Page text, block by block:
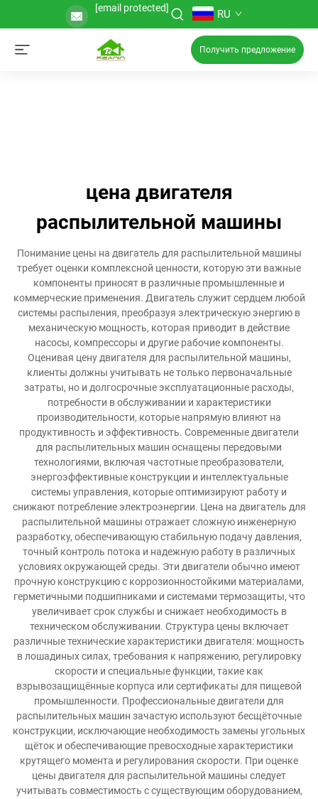
[email protected] RU
Получить предложение
цена двигателя
распылительной машины
Понимание цены на двигатель для распылительной машины
требует оценки комплексной ценности, которую эти важные
компоненты приносят в различные промышленные и
коммерческие применения. Двигатель служит сердцем любой
системы распыления, преобразуя электрическую энергию в
механическую мощность, которая приводит в действие
насосы, компрессоры и другие рабочие компоненты.
Оценивая цену двигателя для распылительной машины,
клиенты должны учитывать не только первоначальные
затраты, но и долгосрочные эксплуатационные расходы,
потребности в обслуживании и характеристики
производительности, которые напрямую влияют на
продуктивность и эффективность. Современные двигатели
для распылительных машин оснащены передовыми
технологиями, включая частотные преобразователи,
энергоэффективные конструкции и интеллектуальные
системы управления, которые оптимизируют работу и
снижают потребление электроэнергии. Цена на двигатель для
распылительной машины отражает сложную инженерную
разработку, обеспечивающую стабильную подачу давления,
точный контроль потока и надежную работу в различных
условиях окружающей среды. Эти двигатели обычно имеют
прочную конструкцию с коррозионностойкими материалами,
герметичными подшипниками и системами термозащиты, что
увеличивает срок службы и снижает необходимость в
техническом обслуживании. Структура цены включает
различные технические характеристики двигателя: мощность
в лошадиных силах, требования к напряжению, регулировку
скорости и специальные функции, такие как
взрывозащищённые корпуса или сертификаты для пищевой
промышленности. Профессиональные двигатели для
распылительных машин зачастую используют бесщёточные
конструкции, исключающие необходимость замены угольных
щёток и обеспечивающие превосходные характеристики
крутящего момента и регулирования скорости. При оценке
цены двигателя для распылительной машины следует
учитывать совместимость с существующим оборудованием,